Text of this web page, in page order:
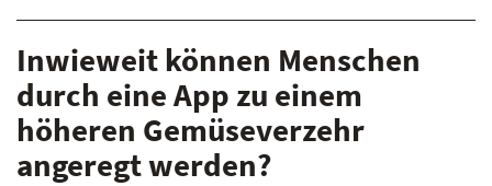
Inwieweit können Menschen
durch eine App zu einem
höheren Gemüseverzehr
angeregt werden?